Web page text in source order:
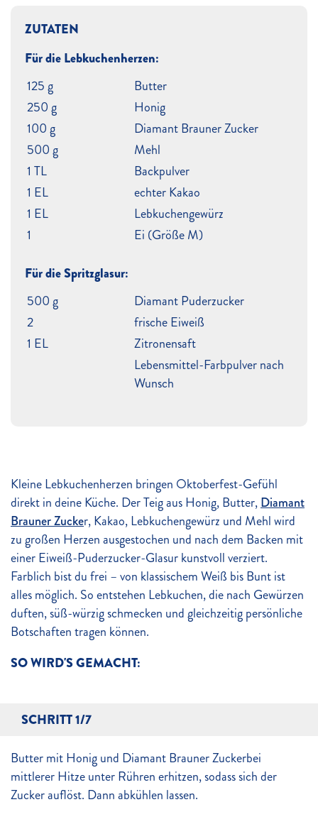
Kleine Lebkuchenherzen bringen Oktoberfest-Gefühl
direkt in deine Küche. Der Teig aus Honig, Butter,Diamant
Brauner Zucker, Kakao, Lebkuchengewürz und Mehl wird
zu großen Herzen ausgestochen und nach dem Backen mit
einer Eiweiß-Puderzucker-Glasur kunstvoll verziert.
Farblich bist du frei – von klassischem Weiß bis Bunt ist
alles möglich. So entstehen Lebkuchen, die nach Gewürzen
duften, süß-würzig schmecken und gleichzeitig persönliche
Botschaften tragen können.
SO WIRD'S GEMACHT:
SCHRITT 1/7
Butter mit Honig und Diamant Brauner Zuckerbei
mittlerer Hitze unter Rühren erhitzen, sodass sich der
Zucker auflöst. Dann abkühlen lassen.
ZUTATEN
Für die Lebkuchenherzen:
125 g
Butter
250 g
Honig
100 g
Diamant Brauner Zucker
500 g
Mehl
1 TL
Backpulver
1 EL
echter Kakao
1 EL
Lebkuchengewürz
1
Ei (Größe M)
Für die Spritzglasur:
500 g
Diamant Puderzucker
2
frische Eiweiß
1 EL
Zitronensaft
Lebensmittel-Farbpulver nach
Wunsch